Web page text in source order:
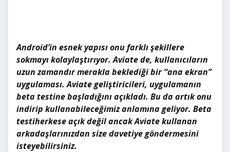
Android’in esnek yapısı onu farklı şekillere
sokmayı kolaylaştırıyor. Aviate de, kullanıcıların
uzun zamandır merakla beklediği bir “ana ekran”
uygulaması. Aviate geliştiricileri, uygulamanın
beta testine başladığını açıkladı. Bu da artık onu
indirip kullanabileceğimiz anlamına geliyor. Beta
testiherkese açık değil ancak Aviate kullanan
arkadaşlarınızdan size davetiye göndermesini
isteyebilirsiniz.